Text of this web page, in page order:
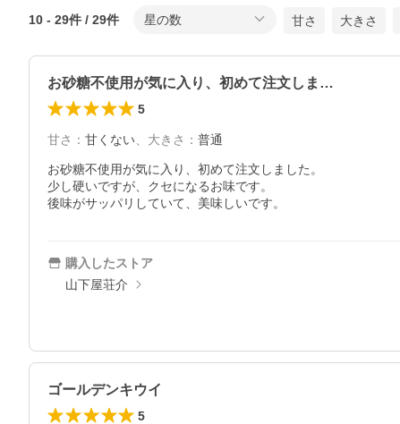
10 - 29件 / 29件 星の数 甘さ 大きさ
お砂糖不使用が気に入り、初めて注文しま…
5
甘さ ： 甘くない、 大きさ ： 普通
お砂糖不使用が気に入り、初めて注文しました。
少し硬いですが、クセになるお味です。
後味がサッパリしていて、美味しいです。
購入したストア
山下屋荘介
ゴールデンキウイ
5